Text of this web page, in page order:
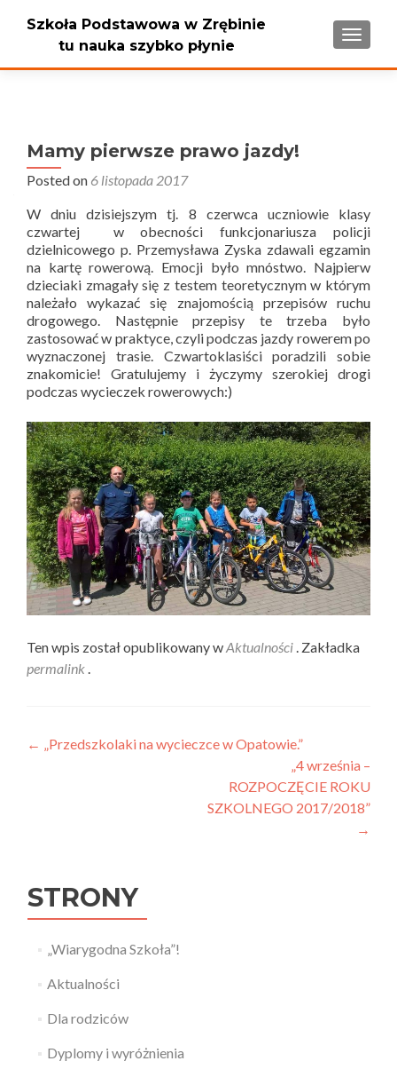
Szkoła Podstawowa w Zrębinie
tu nauka szybko płynie
Mamy pierwsze prawo jazdy!
Posted on 6 listopada 2017
W dniu dzisiejszym tj. 8 czerwca uczniowie klasy
czwartej w obecności funkcjonariusza policji
dzielnicowego p. Przemysława Zyska zdawali egzamin
na kartę rowerową. Emocji było mnóstwo. Najpierw
dzieciaki zmagały się z testem teoretycznym w którym
należało wykazać się znajomością przepisów ruchu
drogowego. Następnie przepisy te trzeba było
zastosować w praktyce, czyli podczas jazdy rowerem po
wyznaczonej trasie. Czwartoklasiści poradzili sobie
znakomicie! Gratulujemy i życzymy szerokiej drogi
podczas wycieczek rowerowych:)
Ten wpis został opublikowany wAktualności . Zakładka
permalink
Nawigacja wpisu
←
„Przedszkolaki na wycieczce w Opatowie.”
„4 września –
ROZPOCZĘCIE ROKU
SZKOLNEGO 2017/2018”
→
STRONY
„Wiarygodna Szkoła”!
Aktualności
Dla rodziców
Dyplomy i wyróżnienia